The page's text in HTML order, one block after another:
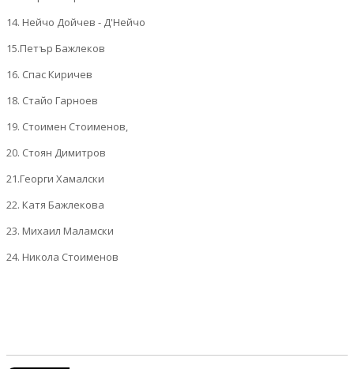
14. Нейчо Дойчев - Д'Нейчо
15.Петър Бажлеков
16. Спас Киричев
18. Стайо Гарноев
19. Стоимен Стоименов,
20. Стоян Димитров
21.Георги Хамалски
22. Катя Бажлекова
23. Михаил Маламски
24. Никола Стоименов